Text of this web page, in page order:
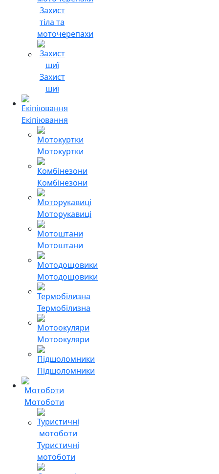
Захист
тіла та
моточерепахи
Захист
шиї
Екіпіювання
Мотокуртки
Комбінезони
Моторукавиці
Мотоштани
Мотодощовики
Термобілизна
Мотоокуляри
Підшоломники
Мотоботи
Туристичні
мотоботи